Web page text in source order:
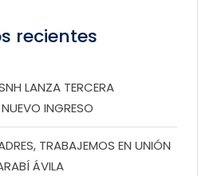
recientes
LANZA TERCERA
INGRESO
TRABAJEMOS EN UNIÓN
ÁVILA